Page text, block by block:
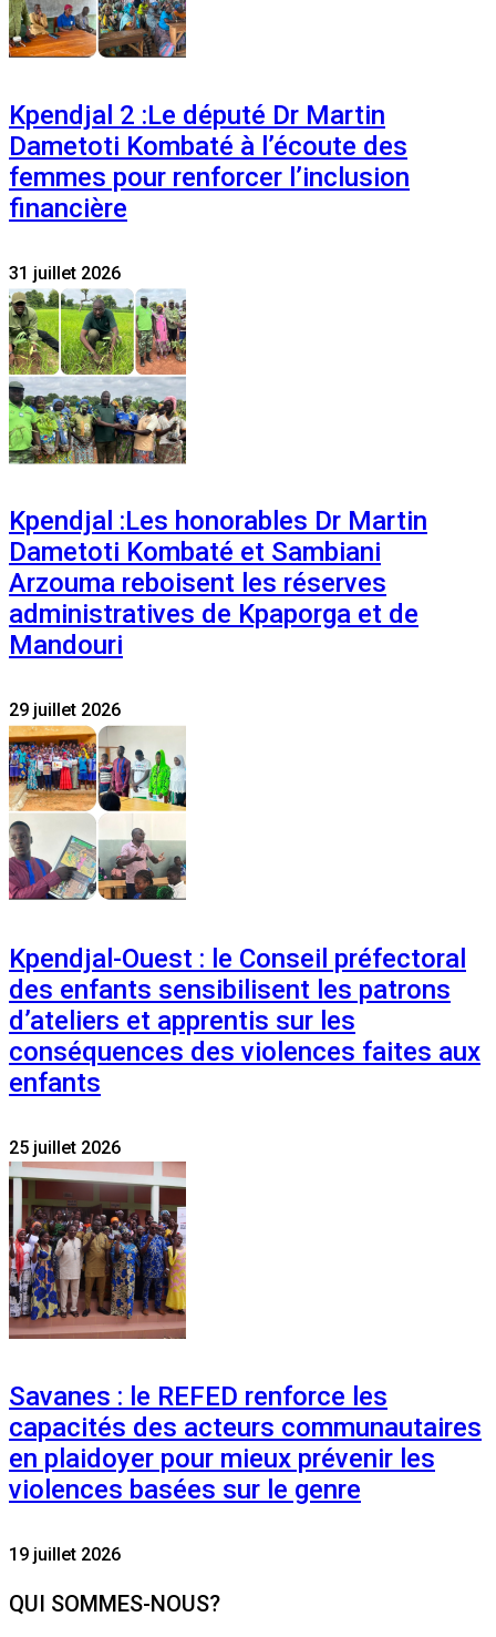
Kpendjal 2 :Le député Dr Martin
Dametoti Kombaté à l’écoute des
femmes pour renforcer l’inclusion
financière
31 juillet 2026
Kpendjal :Les honorables Dr Martin
Dametoti Kombaté et Sambiani
Arzouma reboisent les réserves
administratives de Kpaporga et de
Mandouri
29 juillet 2026
Kpendjal-Ouest : le Conseil préfectoral
des enfants sensibilisent les patrons
d’ateliers et apprentis sur les
conséquences des violences faites aux
enfants
25 juillet 2026
Savanes : le REFED renforce les
capacités des acteurs communautaires
en plaidoyer pour mieux prévenir les
violences basées sur le genre
19 juillet 2026
QUI SOMMES-NOUS?